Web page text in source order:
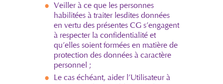
Veiller à ce que les personnes
habilitées à traiter lesdites données
en vertu des présentes CG s’engagent
à respecter la confidentialité et
qu’elles soient formées en matière de
protection des données à caractère
personnel ;
Le cas échéant, aider l’Utilisateur à